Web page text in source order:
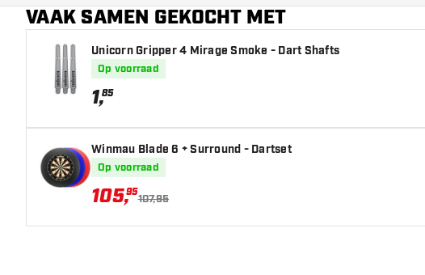
Barrel neus vorm
Barrel gripzone
Barrel vorm
Gewicht
Barrel dikte (MM)
Barrel lengte (MM)
VAAK SAMEN GEKOCHT MET
Unicorn Gripper 4 Mirage Smoke - Dart Shafts
Op voorraad
1,85
Winmau Blade 6 + Surround - Dartset
Op voorraad
105,95
107,95